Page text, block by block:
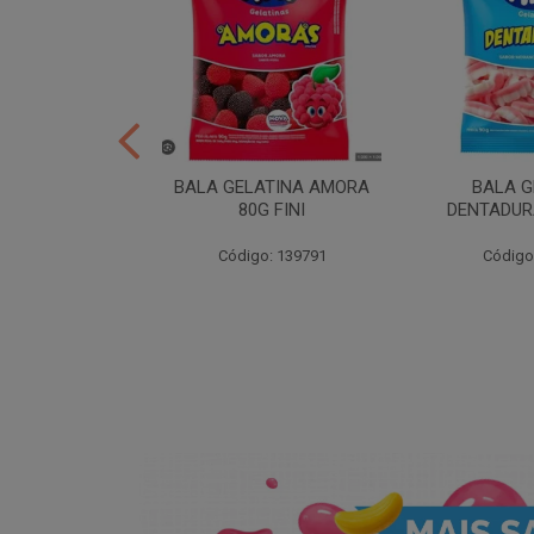
BALA GELATINA AMORA
80G FINI
Código: 139791
BALA